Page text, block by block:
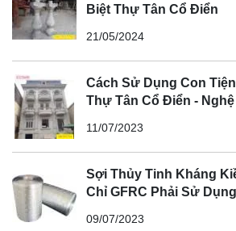
Biệt Thự Tân Cổ Điển
21/05/2024
Cách Sử Dụng Con
Thự Tân Cổ Điển -
11/07/2023
Sợi Thủy Tinh Kháng
Chỉ GFRC Phải Sử
09/07/2023